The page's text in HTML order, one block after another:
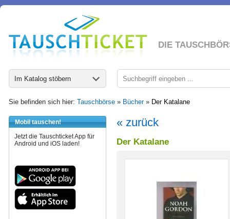
DIE
Im Katalog stöbern
Sie befinden sich hier: Tauschbörse » Bücher» Der Katalane
Mobil tauschen!
Jetzt die Tauschticket App für
Android und iOS laden!
« zurück
Der Katalane